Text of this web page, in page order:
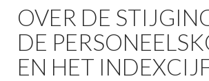
OVER DE
DE
EN HET